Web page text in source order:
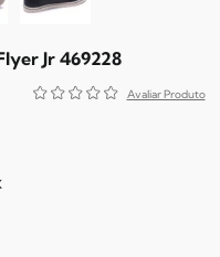
Jr 469228